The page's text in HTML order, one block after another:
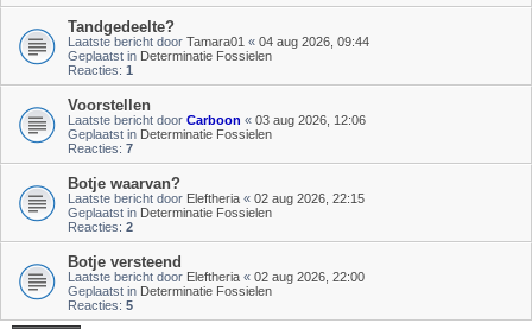
Tandgedeelte?
Laatste bericht door Tamara01 « 04 aug 2026, 09:44
Geplaatst in Determinatie Fossielen
Reacties: 1
Voorstellen
Laatste bericht door Carboon « 03 aug 2026, 12:06
Geplaatst in Determinatie Fossielen
Reacties: 7
Botje waarvan?
Laatste bericht door Eleftheria « 02 aug 2026, 22:15
Geplaatst in Determinatie Fossielen
Reacties: 2
Botje versteend
Laatste bericht door Eleftheria « 02 aug 2026, 22:00
Geplaatst in Determinatie Fossielen
Reacties: 5